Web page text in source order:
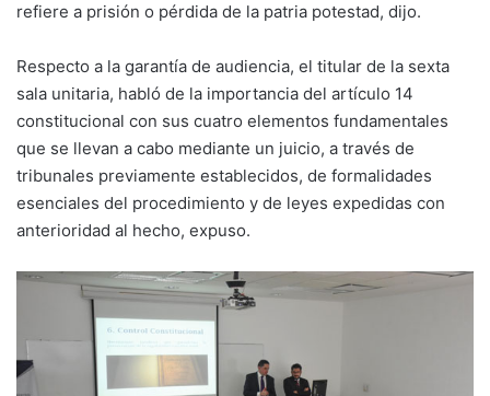
refiere a prisión o pérdida de la patria potestad, dijo.
Respecto a la garantía de audiencia, el titular de la sexta
sala unitaria, habló de la importancia del artículo 14
constitucional con sus cuatro elementos fundamentales
que se llevan a cabo mediante un juicio, a través de
tribunales previamente establecidos, de formalidades
esenciales del procedimiento y de leyes expedidas con
anterioridad al hecho, expuso.